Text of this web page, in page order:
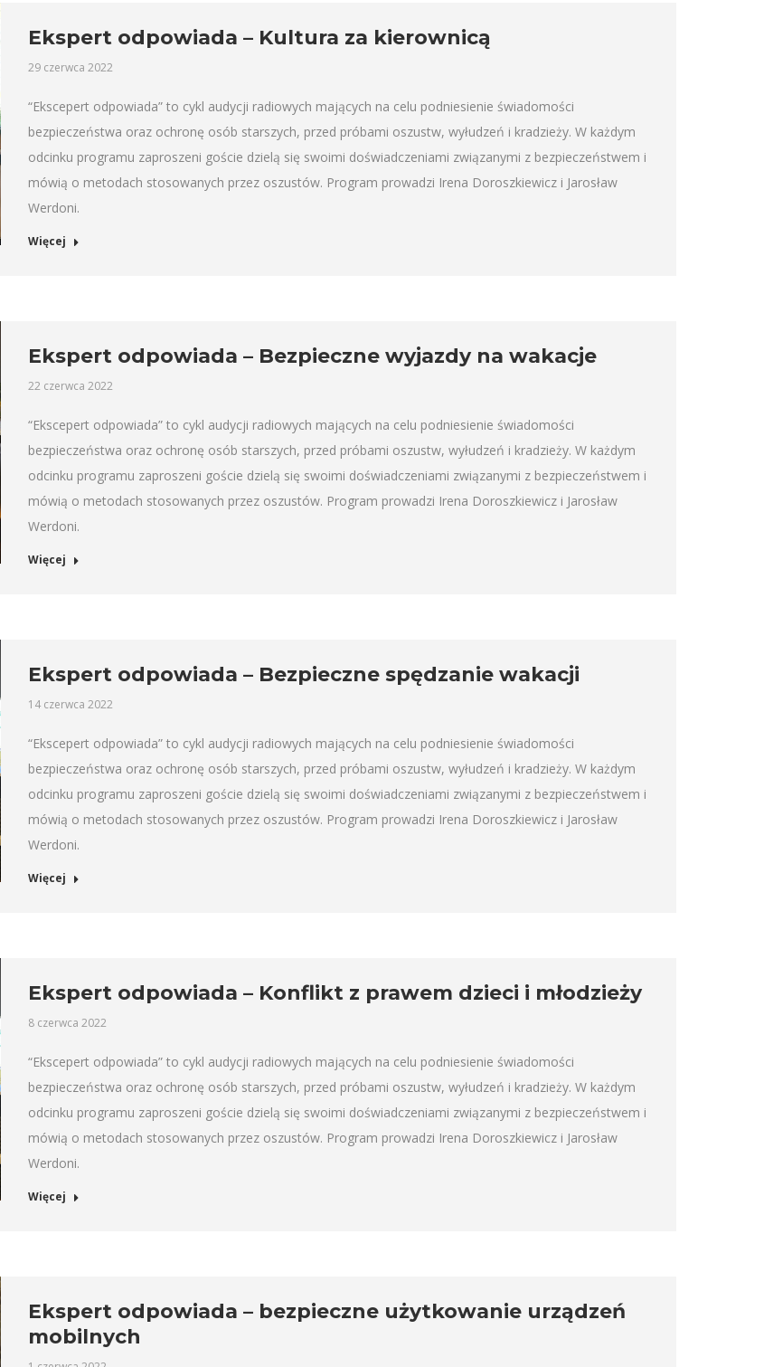
Ekspert odpowiada – Kultura za kierownicą
29 czerwca 2022
“Ekscepert odpowiada” to cykl audycji radiowych mających na celu podniesienie świadomości
bezpieczeństwa oraz ochronę osób starszych, przed próbami oszustw, wyłudzeń i kradzieży. W każdym
odcinku programu zaproszeni goście dzielą się swoimi doświadczeniami związanymi z bezpieczeństwem i
mówią o metodach stosowanych przez oszustów. Program prowadzi Irena Doroszkiewicz i Jarosław
Werdoni.
Więcej
Ekspert odpowiada – Bezpieczne wyjazdy na wakacje
22 czerwca 2022
“Ekscepert odpowiada” to cykl audycji radiowych mających na celu podniesienie świadomości
bezpieczeństwa oraz ochronę osób starszych, przed próbami oszustw, wyłudzeń i kradzieży. W każdym
odcinku programu zaproszeni goście dzielą się swoimi doświadczeniami związanymi z bezpieczeństwem i
mówią o metodach stosowanych przez oszustów. Program prowadzi Irena Doroszkiewicz i Jarosław
Werdoni.
Więcej
Ekspert odpowiada – Bezpieczne spędzanie wakacji
14 czerwca 2022
“Ekscepert odpowiada” to cykl audycji radiowych mających na celu podniesienie świadomości
bezpieczeństwa oraz ochronę osób starszych, przed próbami oszustw, wyłudzeń i kradzieży. W każdym
odcinku programu zaproszeni goście dzielą się swoimi doświadczeniami związanymi z bezpieczeństwem i
mówią o metodach stosowanych przez oszustów. Program prowadzi Irena Doroszkiewicz i Jarosław
Werdoni.
Więcej
Ekspert odpowiada – Konflikt z prawem dzieci i młodzieży
8 czerwca 2022
“Ekscepert odpowiada” to cykl audycji radiowych mających na celu podniesienie świadomości
bezpieczeństwa oraz ochronę osób starszych, przed próbami oszustw, wyłudzeń i kradzieży. W każdym
odcinku programu zaproszeni goście dzielą się swoimi doświadczeniami związanymi z bezpieczeństwem i
mówią o metodach stosowanych przez oszustów. Program prowadzi Irena Doroszkiewicz i Jarosław
Werdoni.
Więcej
Ekspert odpowiada – bezpieczne użytkowanie urządzeń
mobilnych